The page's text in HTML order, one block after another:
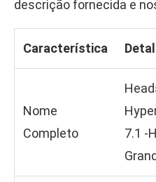
descrição fornecida e
Característica
Nome
Completo
7.1 -